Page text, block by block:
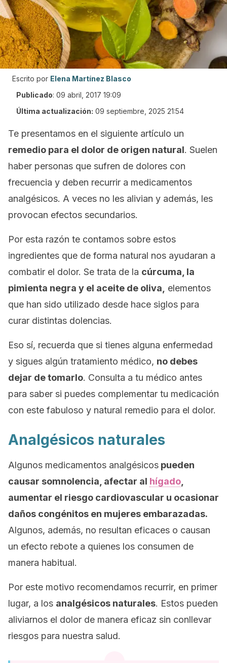
Escrito por Elena Martínez Blasco
Publicado: 09 abril, 2017 19:09
Última actualización: 09 septiembre, 2025 21:54
Te presentamos en el siguiente artículo un
remedio para el dolor de origen natural. Suelen
haber personas que sufren de dolores con
frecuencia y deben recurrir a medicamentos
analgésicos. A veces no les alivian y además, les
provocan efectos secundarios.
Por esta razón te contamos sobre estos
ingredientes que de forma natural nos ayudaran a
combatir el dolor. Se trata de la cúrcuma, la
pimienta negra y el aceite de oliva,
elementos
que han sido utilizado desde hace siglos para
curar distintas dolencias.
Eso sí, recuerda que si tienes alguna enfermedad
y sigues algún tratamiento médico, no debes
dejar de tomarlo. Consulta a tu médico antes
para saber si puedes complementar tu medicación
con este fabuloso y natural remedio para el dolor.
Analgésicos naturales
Algunos medicamentos analgésicos pueden
causar somnolencia, afectar al hígado
aumentar el riesgo cardiovascular u ocasionar
daños congénitos en mujeres embarazadas.
Algunos, además, no resultan eficaces o causan
un efecto rebote a quienes los consumen de
manera habitual.
Por este motivo recomendamos recurrir, en primer
lugar, a los analgésicos naturales. Estos pueden
aliviarnos el dolor de manera eficaz sin conllevar
riesgos para nuestra salud.